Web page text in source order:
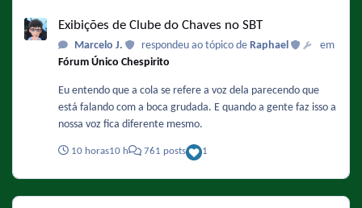
Exibições de Clube do Chaves no SBT
Marcelo J. respondeu ao tópico de Raphael
em
Fórum Único Chespirito
Eu entendo que a cola se refere a voz dela parecendo que
está falando com a boca grudada. E quando a gente faz isso a
nossa voz fica diferente mesmo.
10 horas10 h 761 posts 1